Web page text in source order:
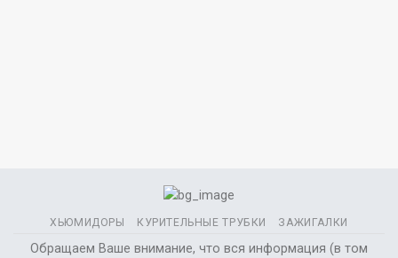
ХЬЮМИДОРЫ КУРИТЕЛЬНЫЕ ТРУБКИ ЗАЖИГАЛКИ
Обращаем Ваше внимание, что вся информация (в том